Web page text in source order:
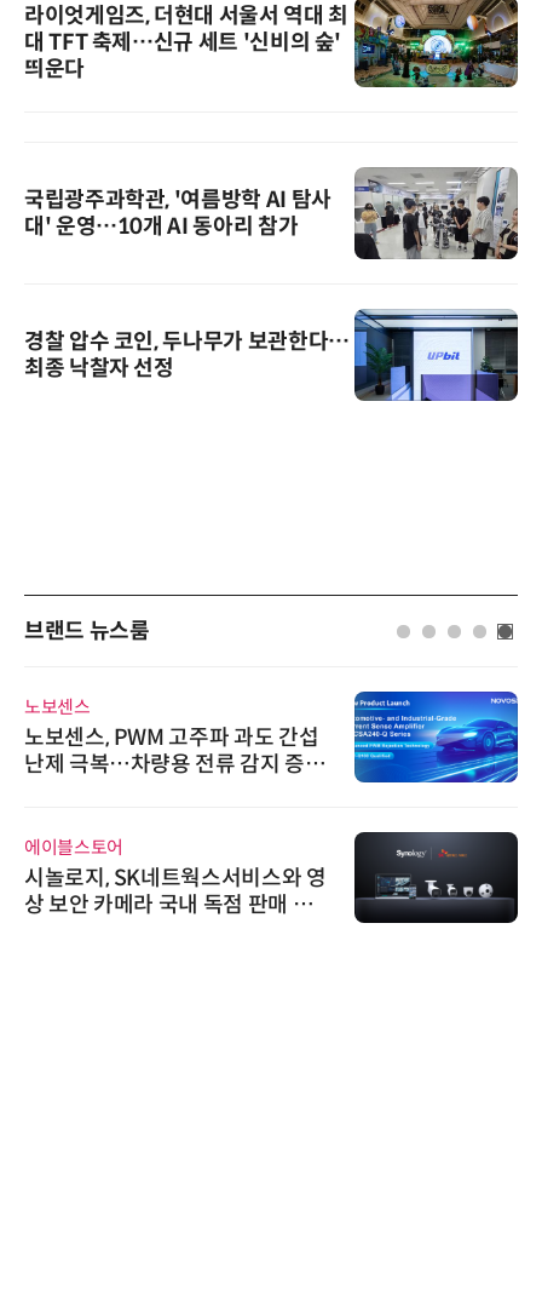
라이엇게임즈, 더현대 서울서 역대 최
대 TFT 축제…신규 세트 '신비의 숲'
띄운다
국립광주과학관, '여름방학 AI 탐사
대' 운영…10개 AI 동아리 참가
경찰 압수 코인, 두나무가 보관한다…
최종 낙찰자 선정
브랜드 뉴스룸
노보센스
노보센스, PWM 고주파 과도 간섭
난제 극복…차량용 전류 감지 증폭
에이블스토어
시놀로지, SK네트웍스서비스와 영
상 보안 카메라 국내 독점 판매 파